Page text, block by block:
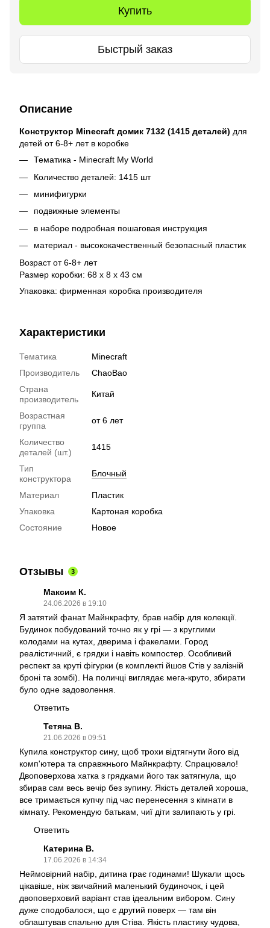
Купить
Быстрый заказ
Описание
Конструктор Minecraft домик 7132 (1415 деталей) для
детей от 6-8+ лет в коробке
Тематика - Minecraft My World
Количество деталей: 1415 шт
минифигурки
подвижные элементы
в наборе подробная пошаговая инструкция
материал - высококачественный безопасный пластик
Возраст от 6-8+ лет
Размер коробки: 68 х 8 х 43 см
Упаковка: фирменная коробка производителя
Характеристики
Тематика
Minecraft
Производитель
ChaoBao
Страна
производитель
Китай
Возрастная
группа
от 6 лет
Количество
деталей (шт.)
1415
Тип
конструктора
Блочный
Материал
Пластик
Упаковка
Картоная коробка
Состояние
Новое
Отзывы 3
Максим К.
24.06.2026 в 19:10
Я затятий фанат Майнкрафту, брав набір для колекції.
Будинок побудований точно як у грі — з круглими
колодами на кутах, дверима і факелами. Город
реалістичний, є грядки і навіть компостер. Особливий
респект за круті фігурки (в комплекті йшов Стів у залізній
броні та зомбі). На поличці виглядає мега-круто, збирати
було одне задоволення.
Ответить
Тетяна В.
21.06.2026 в 09:51
Купила конструктор сину, щоб трохи відтягнути його від
комп'ютера та справжнього Майнкрафту. Спрацювало!
Двоповерхова хатка з грядками його так затягнула, що
збирав сам весь вечір без зупину. Якість деталей хороша,
все тримається купчу під час перенесення з кімнати в
кімнату. Рекомендую батькам, чиї діти залипають у грі.
Ответить
Катерина В.
17.06.2026 в 14:34
Неймовірний набір, дитина грає годинами! Шукали щось
цікавіше, ніж звичайний маленький будиночок, і цей
двоповерховий варіант став ідеальним вибором. Сину
дуже сподобалося, що є другий поверх — там він
облаштував спальню для Стіва. Якість пластику чудова,